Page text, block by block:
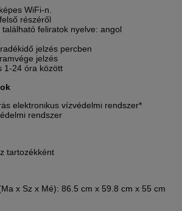
WiFi-n.
részéről
feliratok nyelve: angol
jelzés percben
jelzés
1-24 óra között
elektronikus vízvédelmi rendszer*
rendszer
tartozékként
x Sz x Mé): 86.5 cm x 59.8 cm x 55 cm